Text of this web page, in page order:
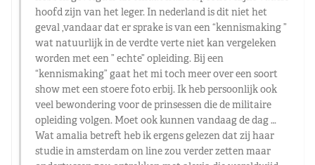
hoofd zijn van het leger. In nederland is dit niet het
geval ,vandaar dat er sprake is van een “kennismaking ”
wat natuurlijk in de verdte verte niet kan vergeleken
worden met een ” echte” opleiding. Bij een
“kennismaking” gaat het mi toch meer over een soort
show met een stoere foto erbij. Ik heb persoonlijk ook
veel bewondering voor de prinsessen die de militaire
opleiding volgen. Moet ook kunnen vandaag de dag …
Wat amalia betreft heb ik ergens gelezen dat zij haar
studie in amsterdam on line zou verder zetten maar